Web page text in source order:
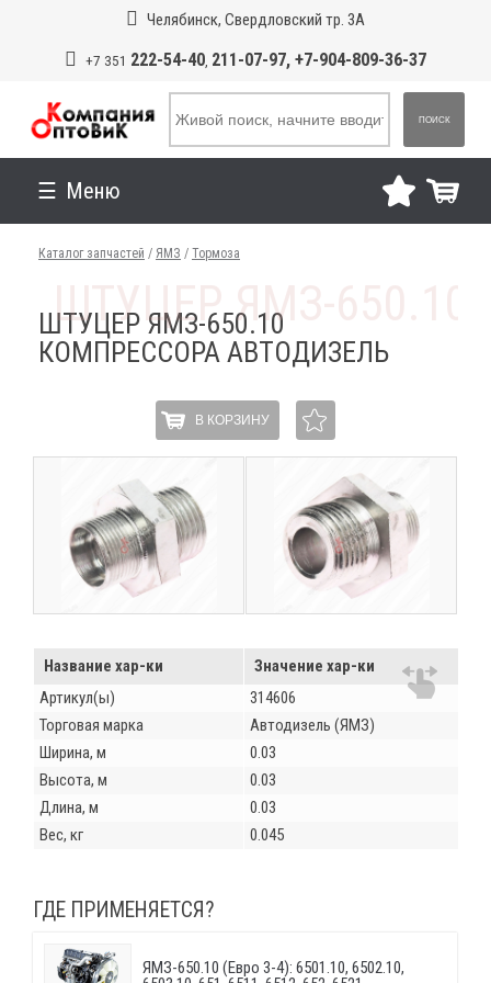
Челябинск, Свердловский тр. 3А
+7 351 222-54-40, 211-07-97, +7-904-809-36-37
ПОИСК
Меню
Каталог запчастей / ЯМЗ / Тормоза
ШТУЦЕР ЯМЗ-650.10
КОМПРЕССОРА АВТОДИЗЕЛЬ
В КОРЗИНУ
Название хар-ки
Значение хар-ки
Артикул(ы)
314606
Торговая марка
Автодизель (ЯМЗ)
Ширина, м
0.03
Высота, м
0.03
Длина, м
0.03
Вес, кг
0.045
ГДЕ ПРИМЕНЯЕТСЯ?
ЯМЗ-650.10 (Евро 3-4): 6501.10, 6502.10,